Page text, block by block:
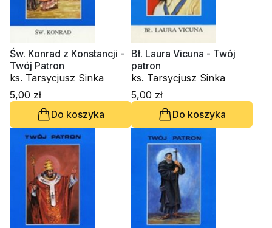
Św. Konrad z Konstancji -
Twój Patron
ks. Tarsycjusz Sinka
5,00 zł
Do koszyka
Bł. Laura Vicuna - Twój
patron
ks. Tarsycjusz Sinka
5,00 zł
Do koszyka